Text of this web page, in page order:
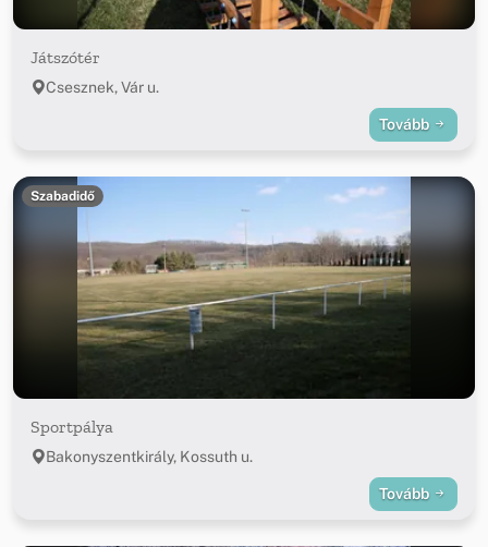
Játszótér
Csesznek, Vár u.
Tovább
Szabadidő
Sportpálya
Bakonyszentkirály, Kossuth u.
Tovább